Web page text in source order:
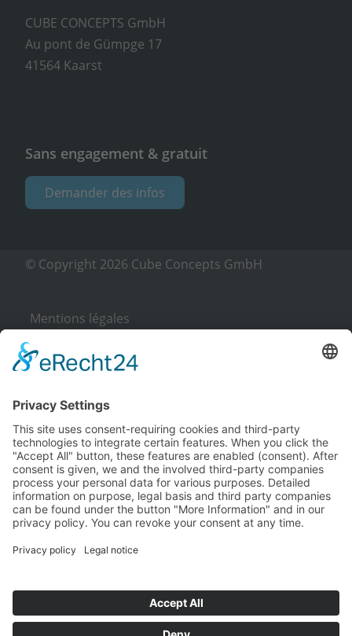
CUBE CONCEPTS GmbH
Au pont de Gümpge 17
41564 Kaarst
Sans engagement & gratuit
Demander des infos
© Copyright 2026 Cube Concepts GmbH
Mentions légales
Déclaration de confidentialité